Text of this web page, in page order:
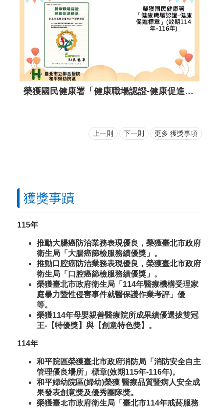
榮獲臺北市政府衛生局 「臺北市114年戒菸服務績優醫事機構」。
上一則 下一則 更多 獲獎事項
獲獎事蹟
115年
推動大腸癌防治業務表現優良，榮獲臺北市政府
衛生局「大腸癌篩檢服務績優獎」。
推動口腔癌防治業務表現優良，榮獲臺北市政府
衛生局「口腔癌篩檢服務績優獎」。
榮獲臺北市政府衛生局「114年醫療機構受理家
庭暴力暨性侵害事件就醫保護作業考評」優
等。
榮獲114年母嬰親善醫療院所成果績優選拔雙冠
王-【特優獎】與【創意特色獎】。
114年
和平院區榮獲臺北市政府消防局「消防安全自主
管理優良場所」標章(效期115年-116年)。
和平婦幼院區(婦幼)榮獲 醫療品質暨病人安全成
果發表創意獎及優秀團隊獎。
榮獲臺北市政府衛生局「臺北市114年戒菸服務